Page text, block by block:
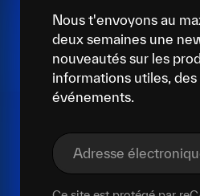
Nous t'envoyons au
deux semaines une
nouveautés sur les
informations utiles,
événements.
Adresse